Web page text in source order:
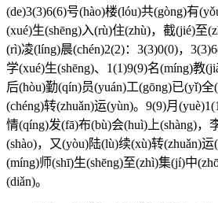
(de)3(3)6(6)号(hào)楼(lóu)共(gòng)有
(xué)生(shēng)入(rù)住(zhù)，截(jié)至
(rì)凌(líng)晨(chén)2(2)：3(3)0(0)，
学(xué)生(shēng)、1(1)9(9)名(míng)教
后(hòu)勤(qín)员(yuán)工(gōng)已(yǐ)
(chéng)转(zhuǎn)运(yùn)。9(9)月
情(qíng)发(fā)布(bù)会(huì)上(shàng)，
(shào)，又(yòu)陆(lù)续(xù)转(zhuǎn)运
(míng)师(shī)生(shēng)至(zhì)集(jí)中
(diǎn)。